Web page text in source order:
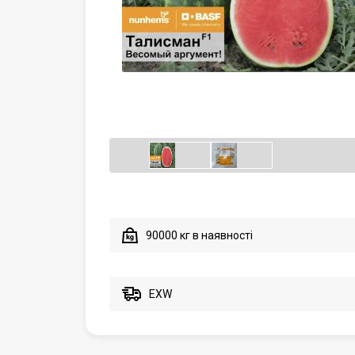
90000 кг в наявності
EXW